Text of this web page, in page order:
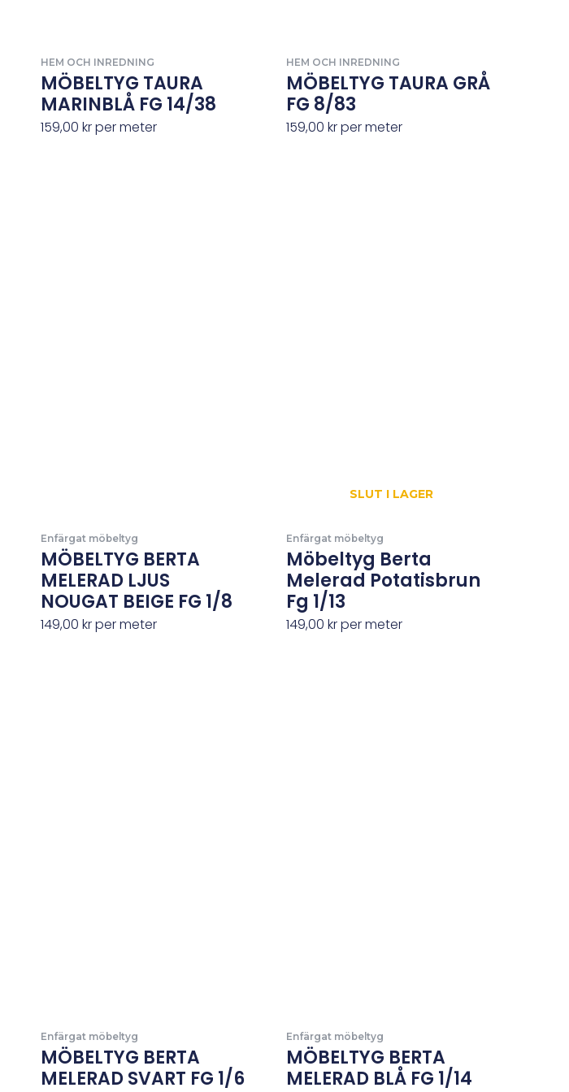
HEM OCH INREDNING
MÖBELTYG TAURA
MARINBLÅ FG 14/38
159,00 krper meter
HEM OCH INREDNING
MÖBELTYG TAURA GRÅ
FG 8/83
159,00krper meter
Enfärgat möbeltyg
MÖBELTYG BERTA
MELERAD LJUS
NOUGAT BEIGE FG 1/8
149,00 krper meter
SLUT I LAGER
Enfärgat möbeltyg
Möbeltyg Berta
Melerad Potatisbrun
Fg 1/13
149,00krper meter
Enfärgat möbeltyg
MÖBELTYG BERTA
MELERAD SVART FG 1/6
Enfärgat möbeltyg
MÖBELTYG BERTA
MELERAD BLÅ FG 1/14